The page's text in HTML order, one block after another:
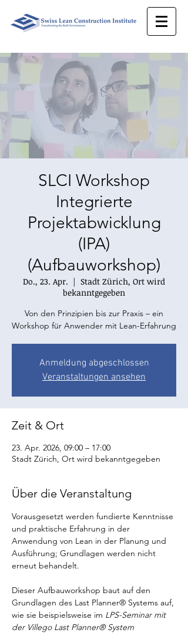
SLCI Workshop
Integrierte
Projektabwicklung
(IPA)
(Aufbauworkshop)
Do., 23. Apr.
  |
Stadt Zürich, Ort wird
bekanntgegeben
Von den Prinzipien bis zur Praxis – ein
Workshop für Anwender mit Lean-Erfahrung
Anmeldung abgeschlossen
Veranstaltungen ansehen
Zeit & Ort
23. Apr. 2026, 09:00 – 17:00
Stadt Zürich, Ort wird bekanntgegeben
Über die Veranstaltung
Vorausgesetzt werden fundierte Kenntnisse
und praktische Erfahrung in der
Anwendung von Lean in der Planung und
Ausführung; Grundlagen werden nicht
erneut behandelt.
Dieser Aufbauworkshop baut auf den
Grundlagen des Last Planner® Systems auf,
wie sie beispielsweise im LPS-Seminar mit
der Villego Last Planner® System